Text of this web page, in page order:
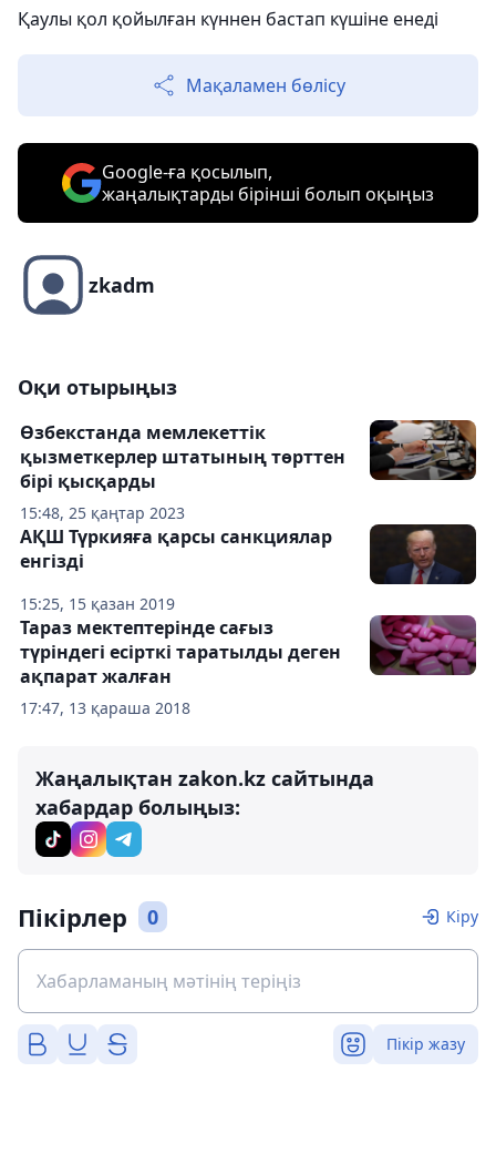
Қаулы қол қойылған күннен бастап күшіне енеді
Мақаламен бөлісу
Google-ға қосылып,
жаңалықтарды бірінші болып оқыңыз
zkadm
Оқи отырыңыз
15:48, 25 қаңтар 2023
Өзбекстанда мемлекеттік
қызметкерлер штатының төрттен
бірі қысқарды
15:25, 15 қазан 2019
АҚШ Түркияға қарсы санкциялар
енгізді
17:47, 13 қараша 2018
Тараз мектептерінде сағыз
түріндегі есірткі таратылды деген
ақпарат жалған
Жаңалықтан zakon.kz сайтында
хабардар болыңыз:
Пікірлер 0 Кіру
Пікір жазу